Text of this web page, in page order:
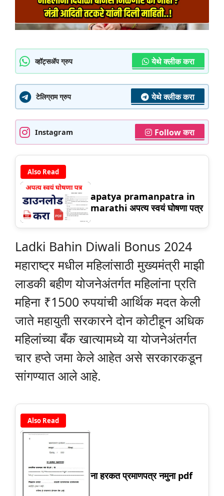
व्हॉट्सॲप ग्रुप येथे क्लीक करा
टेलिग्राम ग्रुप येथे क्लीक करा
Instagram Follow करा
Also Read
apatya pramanpatra in
marathi अपत्य स्वयं घोषणा पत्र
Ladki Bahin Diwali Bonus 2024
महाराष्ट्र मधील महिलांसाठी मुख्यमंत्री माझी
लाडकी बहीण योजनेअंतर्गत महिलांना प्रति
महिना ₹1500 रुपयांची आर्थिक मदत केली
जाते महायुती सरकारने दोन कोटीहून अधिक
महिलांच्या बँक खात्यामध्ये या योजनेअंतर्गत
चार हप्ते जमा केले आहेत असे सरकारकडून
सांगण्यात आले आहे.
Also Read
ना हरकत प्रमाणपत्र नमुना pdf